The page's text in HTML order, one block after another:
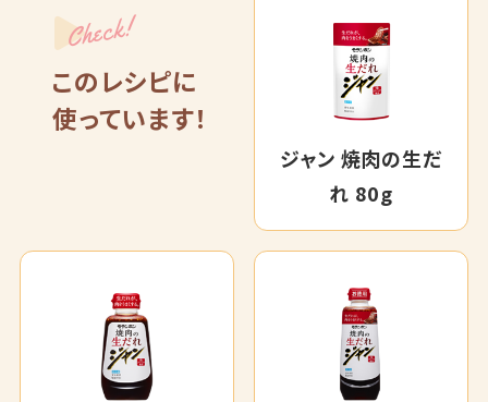
Check!
このレシピに
使っています！
ジャン 焼肉の生だ
れ 80g